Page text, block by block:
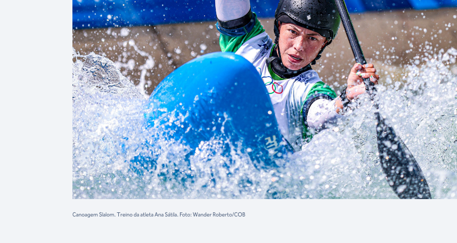
Canoagem Slalom. Treino da atleta Ana Sátila. Foto: Wander Roberto/COB